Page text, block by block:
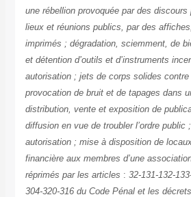
une rébellion provoquée par des
lieux et réunions publics, par des
imprimés ; dégradation, sciemment, de
et détention d’outils et d’instruments
autorisation ; jets de corps solides contre
provocation de bruit et de tapages dans
distribution, vente et exposition de
diffusion en vue de troubler l’ordre
autorisation ; mise à disposition de
financière aux membres d’une
réprimés par les articles : 32-131-132-
304-320-316 du Code Pénal et les